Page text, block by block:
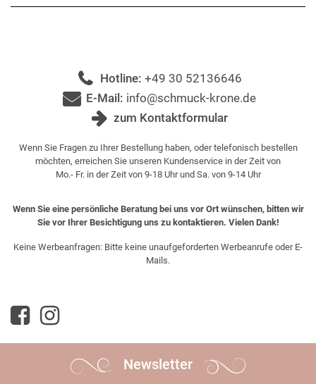
Hotline: +49 30 52136646
E-Mail: info@schmuck-krone.de
zum Kontaktformular
Wenn Sie Fragen zu Ihrer Bestellung haben, oder telefonisch bestellen
möchten, erreichen Sie unseren Kundenservice in der Zeit von
Mo.- Fr. in der Zeit von 9-18 Uhr und Sa. von 9-14 Uhr
Wenn Sie eine persönliche Beratung bei uns vor Ort wünschen, bitten wir
Sie vor Ihrer Besichtigung uns zu kontaktieren. Vielen Dank!
Keine Werbeanfragen: Bitte keine unaufgeforderten Werbeanrufe oder E-
Mails.
Newsletter